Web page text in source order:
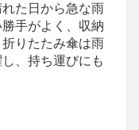
た日から急な雨
手がよく、収納
りたたみ傘は雨
、持ち運びにも